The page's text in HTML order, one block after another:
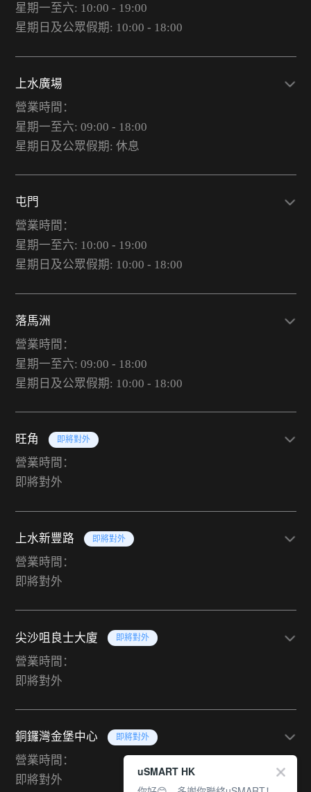
星期一至六: 10:00 - 19:00
星期日及公眾假期: 10:00 - 18:00
上水廣場
營業時間：
星期一至六: 09:00 - 18:00
星期日及公眾假期: 休息
屯門
營業時間：
星期一至六: 10:00 - 19:00
星期日及公眾假期: 10:00 - 18:00
落馬洲
營業時間：
星期一至六: 09:00 - 18:00
星期日及公眾假期: 10:00 - 18:00
旺角 即將對外
營業時間：
即將對外
上水新豐路 即將對外
營業時間：
即將對外
尖沙咀良士大廈 即將對外
營業時間：
即將對外
銅鑼灣金堡中心 即將對外
營業時間：
即將對外
uSMART HK